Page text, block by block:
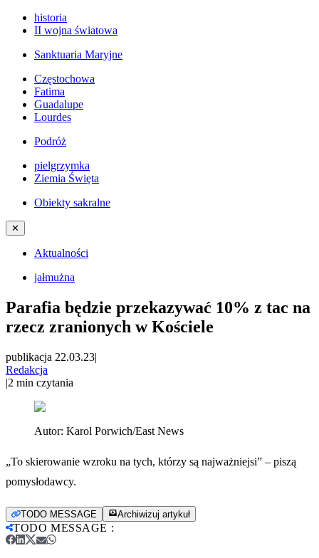
historia
II wojna światowa
Sanktuaria Maryjne
Częstochowa
Fatima
Guadalupe
Lourdes
Podróż
pielgrzymka
Ziemia Święta
Obiekty sakralne
✕
Aktualności
jałmużna
Parafia będzie przekazywać 10% z tac na
rzecz zranionych w Kościele
publikacja 22.03.23|
Redakcja
|2 min czytania
Autor: Karol Porwich/East News
„To skierowanie wzroku na tych, którzy są najważniejsi” – piszą
pomysłodawcy.
TODO MESSAGE Archiwizuj artykuł
TODO MESSAGE :